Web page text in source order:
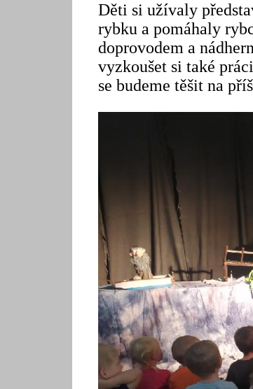
Děti si užívaly
rybku a pomáhaly
doprovodem a
vyzkoušet si také
se budeme těšit na